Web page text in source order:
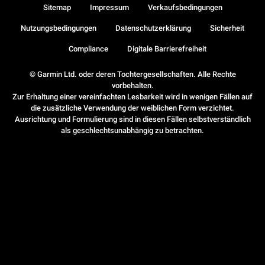
© Garmin Ltd. oder deren Tochtergesellschaften. Alle Rechte
vorbehalten.
Zur Erhaltung einer vereinfachten Lesbarkeit wird in wenigen Fällen auf
die zusätzliche Verwendung der weiblichen Form verzichtet.
Ausrichtung und Formulierung sind in diesen Fällen selbstverständlich
als geschlechtsunabhängig zu betrachten.
Sitemap Impressum Verkaufsbedingungen
Nutzungsbedingungen Datenschutzerklärung Sicherheit
Compliance Digitale Barrierefreiheit